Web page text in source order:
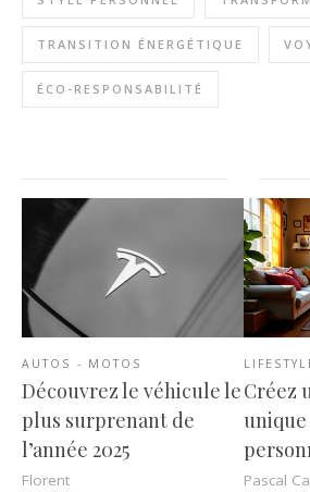
TRANSITION ÉNERGÉTIQUE
ÉCO-RESPONSABILITÉ
AUTOS - MOTOS
Découvrez le véhicule le
plus surprenant de
l’année 2025
Florent
Créez
unique
Pascal